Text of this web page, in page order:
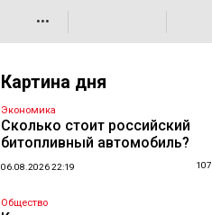
•••
Картина дня
Экономика
Сколько стоит российский
битопливный автомобиль?
06.08.2026 22:19 107
Общество